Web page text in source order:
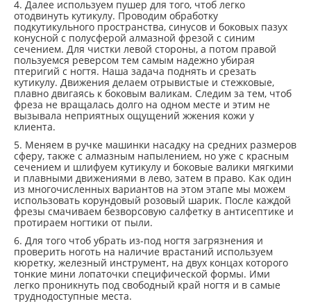
4. Далее используем пушер для того, чтоб легко
отодвинуть кутикулу. Проводим обработку
подкутикульного пространства, синусов и боковых пазух
конусной с полусферой алмазной фрезой с синим
сечением. Для чистки левой стороны, а потом правой
пользуемся реверсом тем самым надежно убирая
птеригий с ногтя. Наша задача поднять и срезать
кутикулу. Движения делаем отрывистые и стежковые,
плавно двигаясь к боковым валикам. Следим за тем, чтоб
фреза не вращалась долго на одном месте и этим не
вызывала неприятных ощущений жжения кожи у
клиента.
5. Меняем в ручке машинки насадку на средних размеров
сферу, также с алмазным напылением, но уже с красным
сечением и шлифуем кутикулу и боковые валики мягкими
и плавными движениями в лево, затем в право. Как один
из многочисленных вариантов на этом этапе мы можем
использовать корундовый розовый шарик. После каждой
фрезы смачиваем безворсовую салфетку в антисептике и
протираем ногтики от пыли.
6. Для того чтоб убрать из-под ногтя загрязнения и
проверить ноготь на наличие врастаний используем
кюретку, железный инструмент, на двух концах которого
тонкие мини лопаточки специфической формы. Ими
легко проникнуть под свободный край ногтя и в самые
труднодоступные места.